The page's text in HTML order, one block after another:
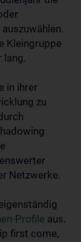
Kleingruppe
lang.
in ihrer
zu
Netzwerke.
Profile aus.
first come,